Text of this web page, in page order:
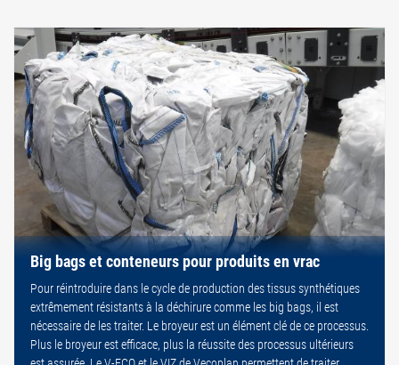
Big bags et conteneurs pour produits en vrac
Pour réintroduire dans le cycle de production des tissus synthétiques
extrêmement résistants à la déchirure comme les big bags, il est
nécessaire de les traiter. Le broyeur est un élément clé de ce processus.
Plus le broyeur est efficace, plus la réussite des processus ultérieurs